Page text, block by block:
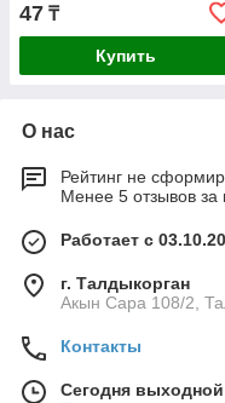
47 ₸
Купить
О нас
Рейтинг не
Менее 5 отзывов за
Работает с
г. Талдыкорган
Акын Сара 108/2,
Контакты
Сегодня выходной